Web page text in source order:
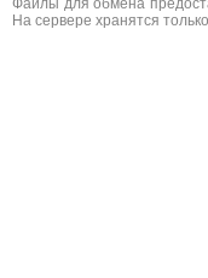
Файлы для обмена
На сервере хранятся